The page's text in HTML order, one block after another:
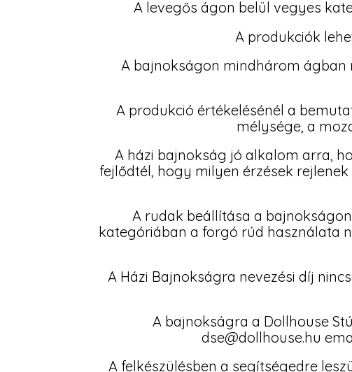
A levegős ágon belül vegyes
A produkciók
A bajnokságon mindhárom
A produkció értékelésénél a
mélysége, a
A házi bajnokság jó alkalom arra,
fejlődtél, hogy milyen érzések
A rudak beállítása a
kategóriában a forgó rúd használata
A Házi Bajnokságra nevezési díj
A bajnokságra a Dollhouse
dse@dollhouse.hu
A felkészülésben a segítségedre